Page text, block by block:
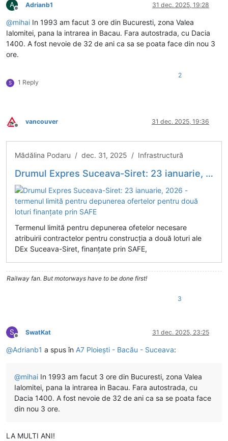
A
Deconectat
Adrianb1 31 dec. 2025, 19:28
@mihai In 1993 am facut 3 ore din Bucuresti, zona Valea
Ialomitei, pana la intrarea in Bacau. Fara autostrada, cu Dacia
1400. A fost nevoie de 32 de ani ca sa se poata face din nou 3
ore.
S 1 Reply
2
Deconectat
vancouver 31 dec. 2025, 19:36
Mădălina Podaru / dec. 31, 2025 / Infrastructură
Drumul Expres Suceava-Siret: 23 ianuarie, 2026 -termenul limită pentru depunerea ofertelor pentru două loturi finanțate prin SAFE
Termenul limită pentru depunerea ofetelor necesare
atribuirii contractelor pentru construcția a două loturi ale
DEx Suceava-Siret, finanțate prin SAFE,
Railway fan. But motorways have to be done first!
3
S
Deconectat
SwatKat 31 dec. 2025, 23:25
@Adrianb1 a spus în A7 Ploiești - Bacău - Suceava:
@mihai In 1993 am facut 3 ore din Bucuresti, zona Valea
Ialomitei, pana la intrarea in Bacau. Fara autostrada, cu
Dacia 1400. A fost nevoie de 32 de ani ca sa se poata face
din nou 3 ore.
LA MULTI ANI!